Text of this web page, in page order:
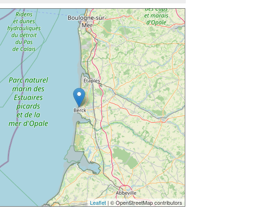
Leaflet | © OpenStreetMap contributors